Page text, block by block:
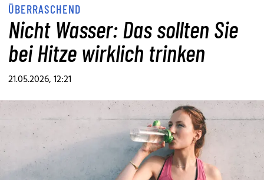
ÜBERRASCHEND
Nicht Wasser: Das sollten Sie
bei Hitze wirklich trinken
21.05.2026, 12:21